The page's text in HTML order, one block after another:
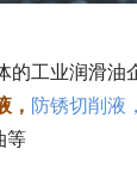
的工业润滑油
， 防锈切削液
等